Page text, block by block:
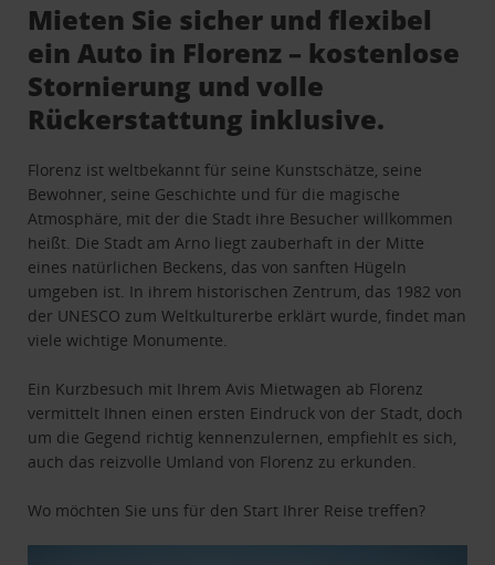
Mieten Sie sicher und flexibel
ein Auto in Florenz – kostenlose
Stornierung und volle
Rückerstattung inklusive.
Florenz ist weltbekannt für seine Kunstschätze, seine
Bewohner, seine Geschichte und für die magische
Atmosphäre, mit der die Stadt ihre Besucher willkommen
heißt. Die Stadt am Arno liegt zauberhaft in der Mitte
eines natürlichen Beckens, das von sanften Hügeln
umgeben ist. In ihrem historischen Zentrum, das 1982 von
der UNESCO zum Weltkulturerbe erklärt wurde, findet man
viele wichtige Monumente.
Ein Kurzbesuch mit Ihrem Avis Mietwagen ab Florenz
vermittelt Ihnen einen ersten Eindruck von der Stadt, doch
um die Gegend richtig kennenzulernen, empfiehlt es sich,
auch das reizvolle Umland von Florenz zu erkunden.
Wo möchten Sie uns für den Start Ihrer Reise treffen?